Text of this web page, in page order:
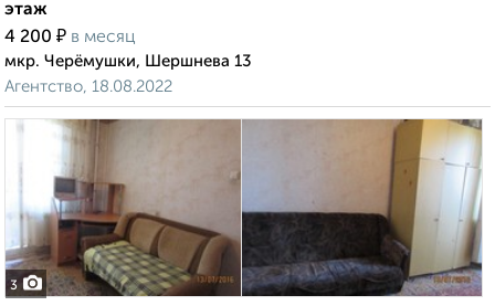
этаж
4 200 ₽ в месяц
мкр. Черёмушки, Шершнева 13
Агентство, 18.08.2022
3